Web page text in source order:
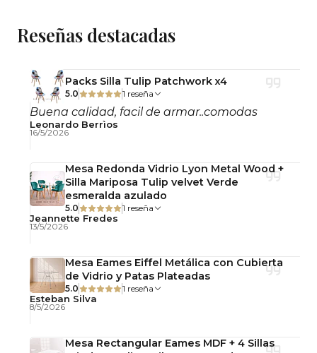
Largo: 120 cm
Cubierta: Vidrio 10 mm
Patas: de Metal con acabado color Madera
Importante:
desarmados, cada mueble incluye su llave de
ajuste y manual de armado.
* Contaras con una garantía de 6 meses (solo por
daños de fábrica)
al Privado.
* En algunos casos las imágenes, medidas y
colores, así como sus nombres, son meramente
verse alterado por muchos factores, entre ellos, el
Reseñas destacadas
Packs Silla Tulip Patchwork x4
5.0 1 reseña
Buena calidad, facil de armar..comodas
Leonardo Berrìos
16/5/2026
Mesa Redonda Vidrio Lyon Metal Wood +
Silla Mariposa Tulip velvet Verde
esmeralda azulado
5.0 1 reseña
Jeannette Fredes
13/5/2026
Mesa Eames Eiffel Metálica con Cubierta
de Vidrio y Patas Plateadas
5.0 1 reseña
Esteban Silva
8/5/2026
Mesa Rectangular Eames MDF + 4 Sillas